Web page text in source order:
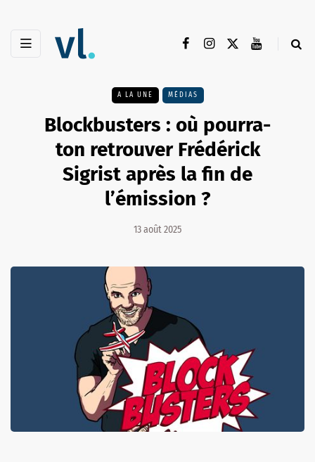
A LA UNE MÉDIAS
Blockbusters : où pourra-
ton retrouver Frédérick
Sigrist après la fin de
l’émission ?
13 août 2025